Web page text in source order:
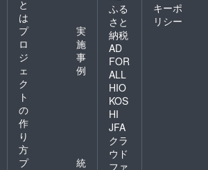
と
は
プ
ロ
ジ
ェ
ク
ト
の
作
り
方
実
施
事
例
プ
統
ふる
さと
納税
AD
FOR
ALL
HIO
KOS
HI
JFA
クラ
ウド
ファ
キーポ
リシー